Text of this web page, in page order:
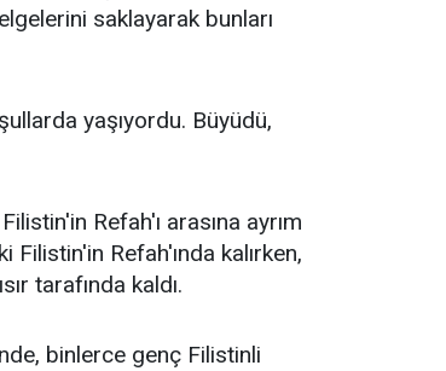
saklayarak bunları
yaşıyordu. Büyüdü,
Refah'ı arasına ayrım
Filistin'in Refah'ında kalırken,
tarafında kaldı.
binlerce genç Filistinli